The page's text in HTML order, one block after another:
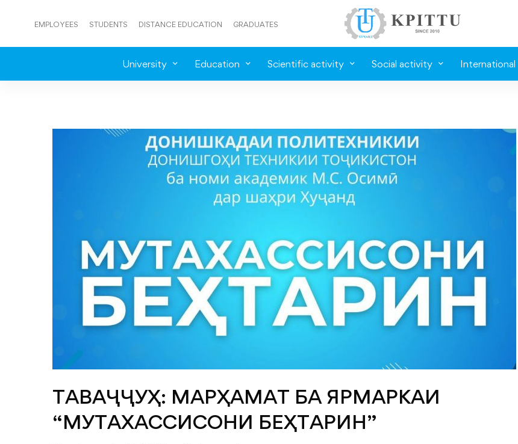
EMPLOYEES STUDENTS DISTANCE EDUCATION GRADUATES
University Education Scientific activity Social activity International
ТАВАҶҶУҲ: МАРҲАМАТ БА ЯРМАРКАИ
“МУТАХАССИСОНИ БЕҲТАРИН”